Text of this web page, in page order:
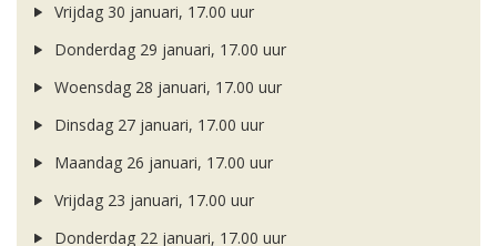
Vrijdag 30 januari, 17.00 uur
Donderdag 29 januari, 17.00 uur
Woensdag 28 januari, 17.00 uur
Dinsdag 27 januari, 17.00 uur
Maandag 26 januari, 17.00 uur
Vrijdag 23 januari, 17.00 uur
Donderdag 22 januari, 17.00 uur